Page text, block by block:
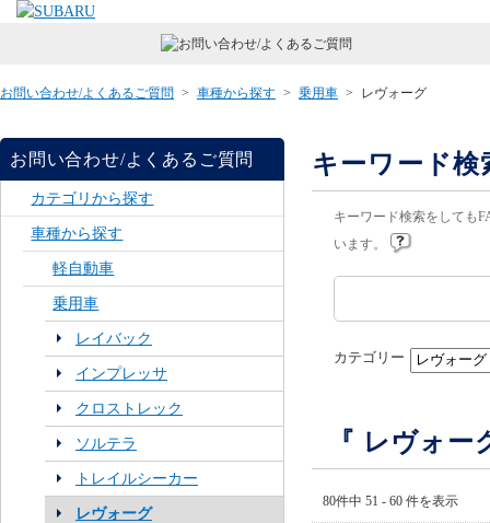
お問い合わせ/よくあるご質問 > 車種から探す > 乗用車 > レヴォーグ
お問い合わせ/よくあるご質問
カテゴリから探す
車種から探す
軽自動車
乗用車
レイバック
インプレッサ
クロストレック
ソルテラ
トレイルシーカー
レヴォーグ
キーワード検
キーワード検索をしても
います。
カテゴリー
『 レヴォ
80件中 51 - 60 件を表示